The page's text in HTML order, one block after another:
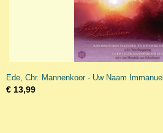
Ede, Chr. Mannenkoor - Uw Naam Immanuel
€ 13,99